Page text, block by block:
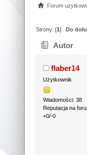
Forum
Strony: [1]Do dołu
Autor
flaber14
Użytkownik
Wiadomości: 38
Reputacja na
+0/-0